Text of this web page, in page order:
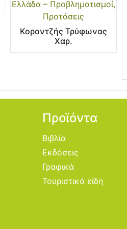
Ελλάδα – Προβληματισμοί,
Προτάσεις
Κοροντζής Τρύφωνας
Χαρ.
Προϊόντα
Βιβλία
Εκδόσεις
Γραφικά
Τουριστικά είδη